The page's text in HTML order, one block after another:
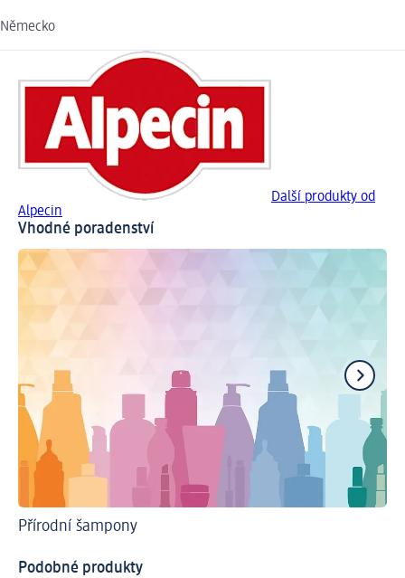
Německo
Další produkty od
Alpecin
Vhodné poradenství
Přírodní šampony
Podobné produkty